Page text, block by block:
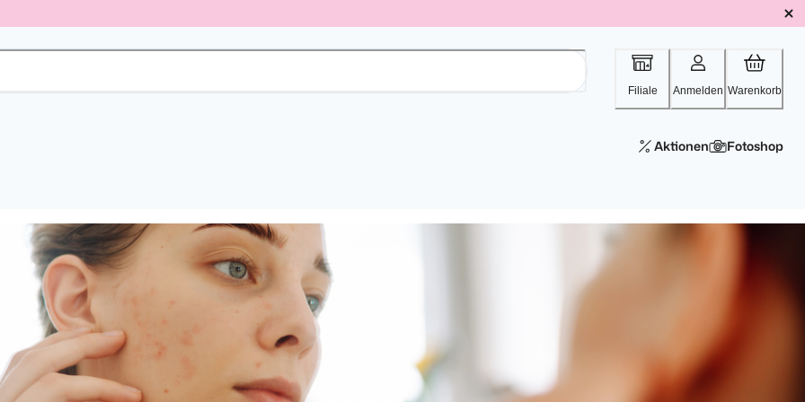
Filiale Anmelden Warenkorb
Aktionen Fotoshop